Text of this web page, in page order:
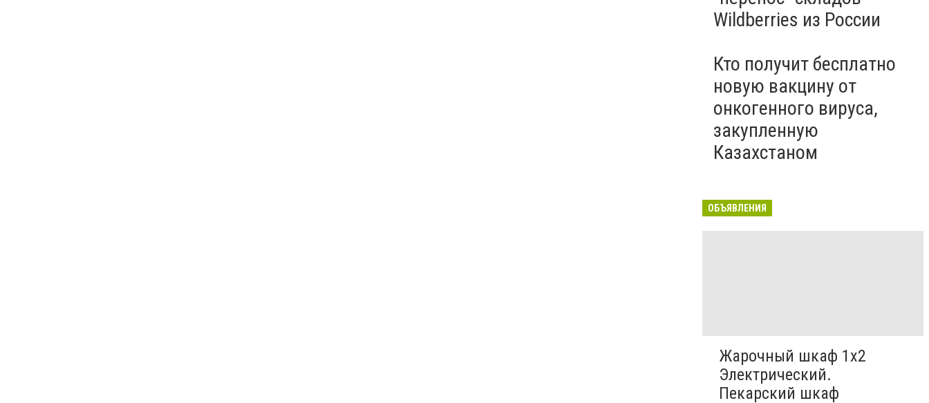
Wildberries из России
Кто получит бесплатно
новую вакцину от
онкогенного вируса,
закупленную
Казахстаном
ОБЪЯВЛЕНИЯ
Жарочный шкаф 1х2
Электрический.
Пекарский шкаф